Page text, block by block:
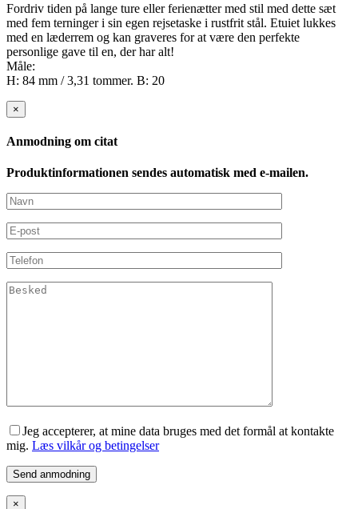
Fordriv tiden på lange ture eller ferienætter med stil med dette sæt
med fem terninger i sin egen rejsetaske i rustfrit stål. Etuiet lukkes
med en læderrem og kan graveres for at være den perfekte
personlige gave til en, der har alt!
Måle:
H: 84 mm / 3,31 tommer. B: 20
×
Anmodning om citat
Produktinformationen sendes automatisk med e-mailen.
Jeg accepterer, at mine data bruges med det formål at kontakte
mig. Læs vilkår og betingelser
×